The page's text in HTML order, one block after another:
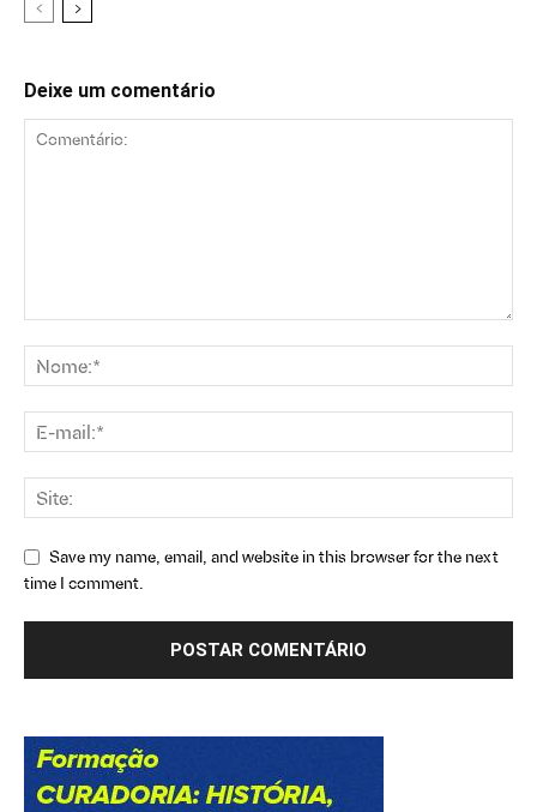
Deixe um comentário
Save my name, email, and website in this browser for the next
time I comment.